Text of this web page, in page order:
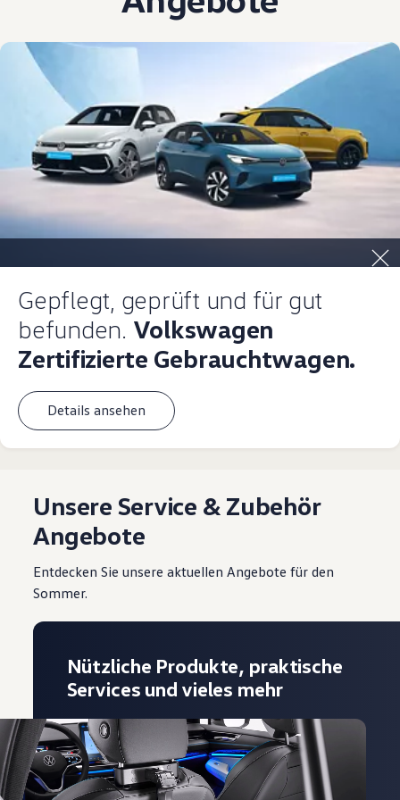
Magazin
Transport
Pannen- und Unfallhilfe
Volkswagen Kundenbetreuung
Gepflegt, geprüft und für gut
befunden. Volkswagen
Zertifizierte Gebrauchtwagen.
Details ansehen
Unsere Service & Zubehör
Angebote
Entdecken Sie unsere aktuellen Angebote für den
Sommer.
Nützliche Produkte, praktische
Services und vieles mehr